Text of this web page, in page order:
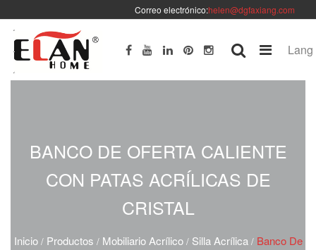
Correo electrónico:helen@dgfaxiang.com
Lang
BANCO DE OFERTA CALIENTE
CON PATAS ACRÍLICAS DE
CRISTAL
Inicio/ Productos / Mobiliario Acrílico/ Silla Acrílica/ Banco De